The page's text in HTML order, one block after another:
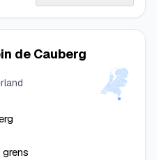
de Cauberg